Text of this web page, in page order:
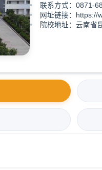
联系方式：0871-
网址链接：https://
院校地址：云南省